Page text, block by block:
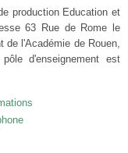
production Education et
63 Rue de Rome le
de l'Académie de Rouen,
d'enseignement est